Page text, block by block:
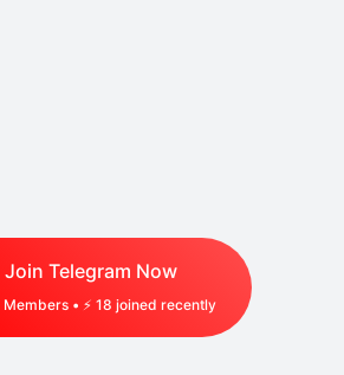
Join Telegram Now
Members • ⚡ 18 joined recently